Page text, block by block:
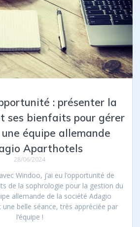
: présenter la
ses bienfaits pour gérer
équipe allemande
Aparthotels
28/06/2024
Windoo, j’ai eu l’opportunité de
de la sophrologie pour la gestion du
allemande de la société Adagio
belle séance, très appréciée par
l’équipe !